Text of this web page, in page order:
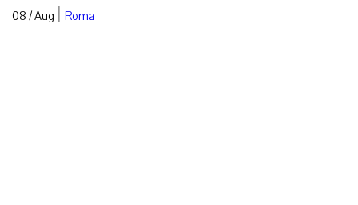
08 / Aug | Roma